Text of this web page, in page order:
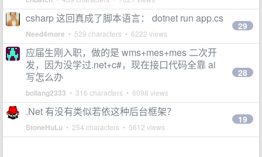
csharp 这回真成了脚本语言： dotnet run app.cs
Need4more • 529 characters • 6222 views
29
应届生刚入职，做的是 wms+mes+mes 二次开
发，因为没学过.net+c#，现在接口代码全靠 ai
写怎么办
boliang2333 • 316 characters • 6098 views
28
.Net 有没有类似若依这种后台框架？
StoneHuLu • 254 characters • 5612 views
19